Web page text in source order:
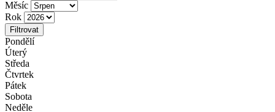
Měsíc
Rok
Filtrovat
Pondělí
Úterý
Středa
Čtvrtek
Pátek
Sobota
Neděle